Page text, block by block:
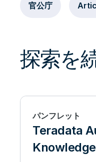
官公庁
探索を
パンフレット
Teradata